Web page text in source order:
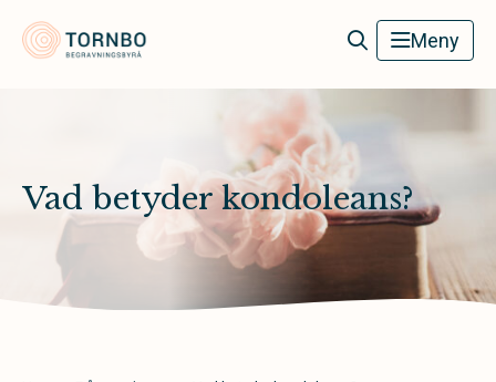
Tornbo Begravningsbyrå Meny
Vad betyder kondoleans?